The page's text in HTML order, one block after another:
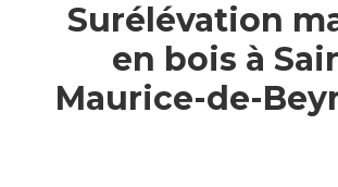
Surélévation
en bois à
Maurice-de-